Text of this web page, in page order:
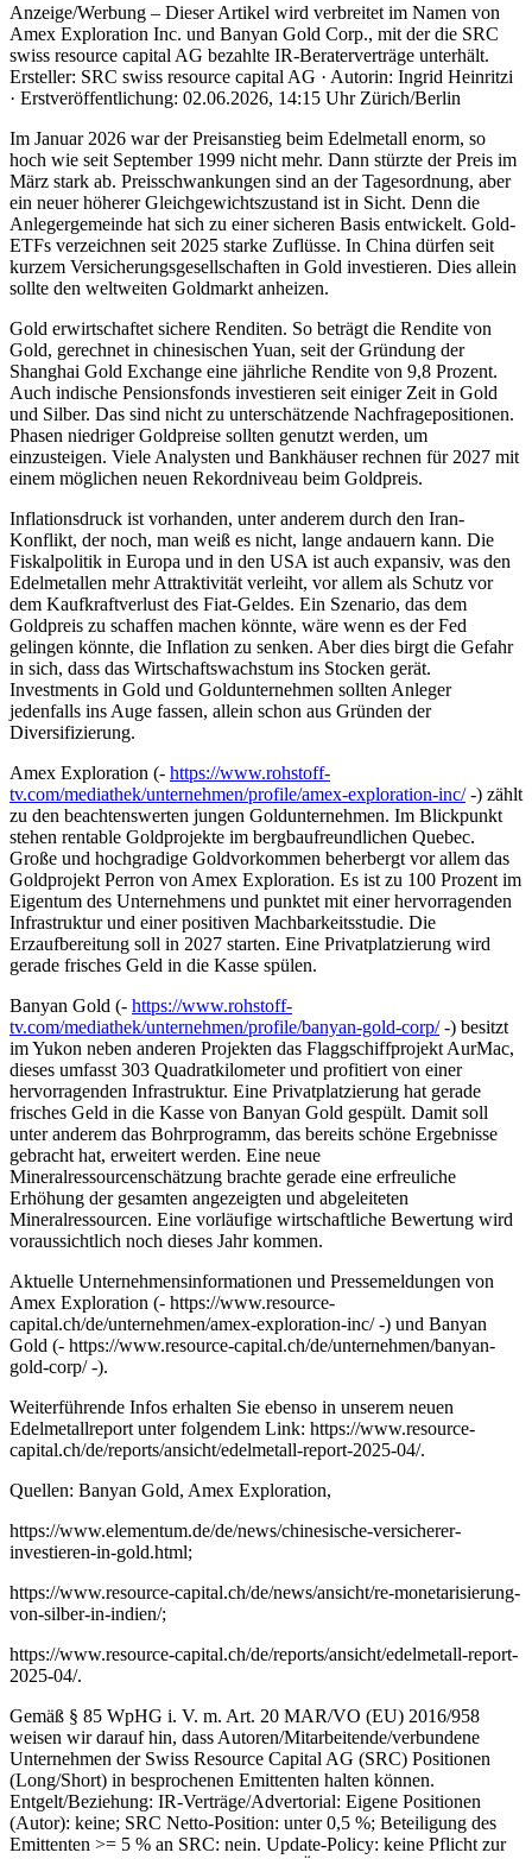
Anzeige/Werbung – Dieser Artikel wird verbreitet im Namen von
Amex Exploration Inc. und Banyan Gold Corp., mit der die SRC
swiss resource capital AG bezahlte IR-Beraterverträge unterhält.
Ersteller: SRC swiss resource capital AG · Autorin: Ingrid Heinritzi
· Erstveröffentlichung: 02.06.2026, 14:15 Uhr Zürich/Berlin
Im Januar 2026 war der Preisanstieg beim Edelmetall enorm, so
hoch wie seit September 1999 nicht mehr. Dann stürzte der Preis im
März stark ab. Preisschwankungen sind an der Tagesordnung, aber
ein neuer höherer Gleichgewichtszustand ist in Sicht. Denn die
Anlegergemeinde hat sich zu einer sicheren Basis entwickelt. Gold-
ETFs verzeichnen seit 2025 starke Zuflüsse. In China dürfen seit
kurzem Versicherungsgesellschaften in Gold investieren. Dies allein
sollte den weltweiten Goldmarkt anheizen.
Gold erwirtschaftet sichere Renditen. So beträgt die Rendite von
Gold, gerechnet in chinesischen Yuan, seit der Gründung der
Shanghai Gold Exchange eine jährliche Rendite von 9,8 Prozent.
Auch indische Pensionsfonds investieren seit einiger Zeit in Gold
und Silber. Das sind nicht zu unterschätzende Nachfragepositionen.
Phasen niedriger Goldpreise sollten genutzt werden, um
einzusteigen. Viele Analysten und Bankhäuser rechnen für 2027 mit
einem möglichen neuen Rekordniveau beim Goldpreis.
Inflationsdruck ist vorhanden, unter anderem durch den Iran-
Konflikt, der noch, man weiß es nicht, lange andauern kann. Die
Fiskalpolitik in Europa und in den USA ist auch expansiv, was den
Edelmetallen mehr Attraktivität verleiht, vor allem als Schutz vor
dem Kaufkraftverlust des Fiat-Geldes. Ein Szenario, das dem
Goldpreis zu schaffen machen könnte, wäre wenn es der Fed
gelingen könnte, die Inflation zu senken. Aber dies birgt die Gefahr
in sich, dass das Wirtschaftswachstum ins Stocken gerät.
Investments in Gold und Goldunternehmen sollten Anleger
jedenfalls ins Auge fassen, allein schon aus Gründen der
Diversifizierung.
Amex Exploration (- https://www.rohstoff-
tv.com/mediathek/unternehmen/profile/amex-exploration-inc/-) zählt
zu den beachtenswerten jungen Goldunternehmen. Im Blickpunkt
stehen rentable Goldprojekte im bergbaufreundlichen Quebec.
Große und hochgradige Goldvorkommen beherbergt vor allem das
Goldprojekt Perron von Amex Exploration. Es ist zu 100 Prozent im
Eigentum des Unternehmens und punktet mit einer hervorragenden
Infrastruktur und einer positiven Machbarkeitsstudie. Die
Erzaufbereitung soll in 2027 starten. Eine Privatplatzierung wird
gerade frisches Geld in die Kasse spülen.
Banyan Gold (- https://www.rohstoff-
tv.com/mediathek/unternehmen/profile/banyan-gold-corp/-) besitzt
im Yukon neben anderen Projekten das Flaggschiffprojekt AurMac,
dieses umfasst 303 Quadratkilometer und profitiert von einer
hervorragenden Infrastruktur. Eine Privatplatzierung hat gerade
frisches Geld in die Kasse von Banyan Gold gespült. Damit soll
unter anderem das Bohrprogramm, das bereits schöne Ergebnisse
gebracht hat, erweitert werden. Eine neue
Mineralressourcenschätzung brachte gerade eine erfreuliche
Erhöhung der gesamten angezeigten und abgeleiteten
Mineralressourcen. Eine vorläufige wirtschaftliche Bewertung wird
voraussichtlich noch dieses Jahr kommen.
Aktuelle Unternehmensinformationen und Pressemeldungen von
Amex Exploration (- https://www.resource-
capital.ch/de/unternehmen/amex-exploration-inc/ -) und Banyan
Gold (- https://www.resource-capital.ch/de/unternehmen/banyan-
gold-corp/ -).
Weiterführende Infos erhalten Sie ebenso in unserem neuen
Edelmetallreport unter folgendem Link: https://www.resource-
capital.ch/de/reports/ansicht/edelmetall-report-2025-04/.
Quellen: Banyan Gold, Amex Exploration,
https://www.elementum.de/de/news/chinesische-versicherer-
investieren-in-gold.html;
https://www.resource-capital.ch/de/news/ansicht/re-monetarisierung-
von-silber-in-indien/;
https://www.resource-capital.ch/de/reports/ansicht/edelmetall-report-
2025-04/.
Gemäß § 85 WpHG i. V. m. Art. 20 MAR/VO (EU) 2016/958
weisen wir darauf hin, dass Autoren/Mitarbeitende/verbundene
Unternehmen der Swiss Resource Capital AG (SRC) Positionen
(Long/Short) in besprochenen Emittenten halten können.
Entgelt/Beziehung: IR-Verträge/Advertorial: Eigene Positionen
(Autor): keine; SRC Netto-Position: unter 0,5 %; Beteiligung des
Emittenten >= 5 % an SRC: nein. Update-Policy: keine Pflicht zur